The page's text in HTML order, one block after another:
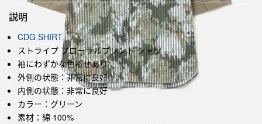
説明
CDG SHIRT
ストライプ フローラルプリント シャツ
袖にわずかな色褪せあり
外側の状態：非常に良好
内側の状態：非常に良好
カラー：グリーン
素材：綿 100%